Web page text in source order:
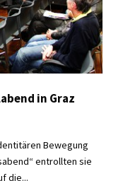
in Graz
Bewegung
entrollten sie
die...